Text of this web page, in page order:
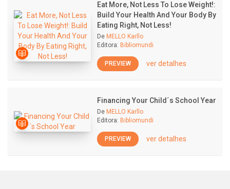
Eat More, Not Less To Lose Weight!:
Build Your Health And Your Body By
Eating Right, Not Less!
De MELLO Karllo
Editora: Bibliomundi
PREVIEW ver detalhes
Financing Your Child´s School Year
De MELLO Karllo
Editora: Bibliomundi
PREVIEW ver detalhes